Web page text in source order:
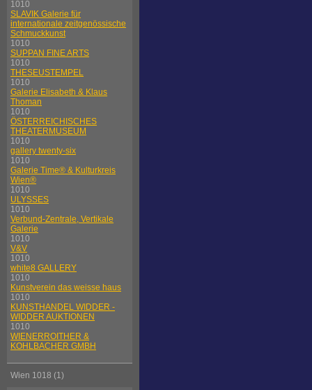
1010
SLAVIK Galerie für
internationale zeitgenössische
Schmuckkunst
1010
SUPPAN FINE ARTS
1010
THESEUSTEMPEL
1010
Galerie Elisabeth & Klaus
Thoman
1010
ÖSTERREICHISCHES
THEATERMUSEUM
1010
gallery twenty-six
1010
Galerie Time® & Kulturkreis
Wien®
1010
ULYSSES
1010
Verbund-Zentrale, Vertikale
Galerie
1010
V&V
1010
white8 GALLERY
1010
Kunstverein das weisse haus
1010
KUNSTHANDEL WIDDER -
WIDDER AUKTIONEN
1010
WIENERROITHER &
KOHLBACHER GMBH
Wien 1018 (1)